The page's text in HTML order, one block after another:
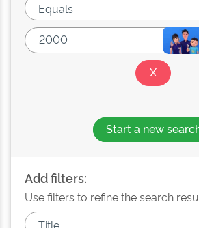
Start a new
Add filters:
Use filters to refine the search